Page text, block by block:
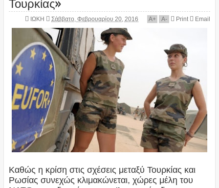
ΙΩΚΗ Σάββατο, Φεβρουαρίου 20, 2016 A+ A- Print Email
Καθώς η κρίση στις σχέσεις μεταξύ Τουρκίας και
Ρωσίας συνεχώς κλιμακώνεται, χώρες μέλη του